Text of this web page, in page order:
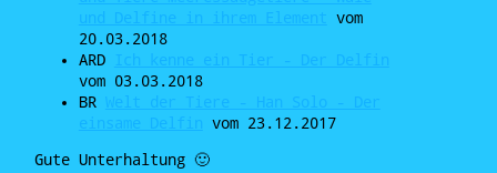
vom
20.03.2018
ARD
vom 03.03.2018
BR
vom 23.12.2017
Gute Unterhaltung 🙂